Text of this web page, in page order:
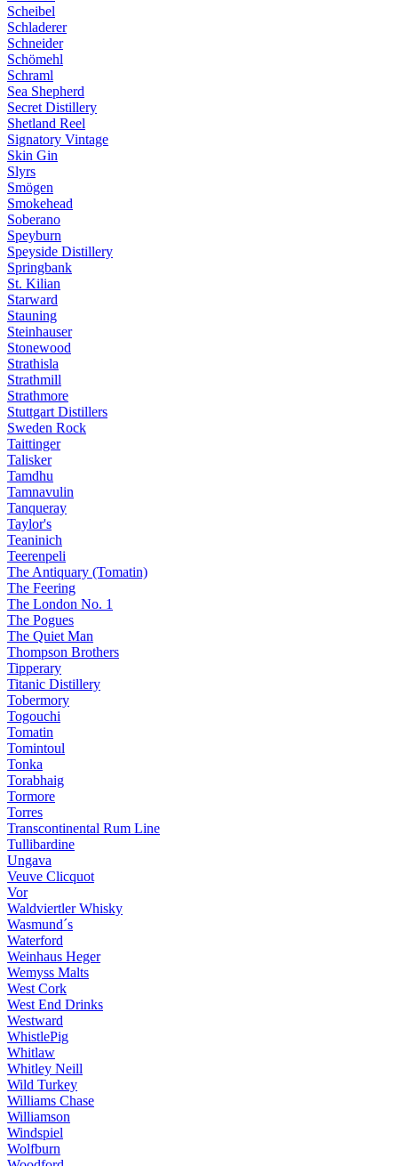
Scheibel
Schladerer
Schneider
Schömehl
Schraml
Sea Shepherd
Secret Distillery
Shetland Reel
Signatory Vintage
Skin Gin
Slyrs
Smögen
Smokehead
Soberano
Speyburn
Speyside Distillery
Springbank
St. Kilian
Starward
Stauning
Steinhauser
Stonewood
Strathisla
Strathmill
Strathmore
Stuttgart Distillers
Sweden Rock
Taittinger
Talisker
Tamdhu
Tamnavulin
Tanqueray
Taylor's
Teaninich
Teerenpeli
The Antiquary (Tomatin)
The Feering
The London No. 1
The Pogues
The Quiet Man
Thompson Brothers
Tipperary
Titanic Distillery
Tobermory
Togouchi
Tomatin
Tomintoul
Tonka
Torabhaig
Tormore
Torres
Transcontinental Rum Line
Tullibardine
Ungava
Veuve Clicquot
Vor
Waldviertler Whisky
Wasmund´s
Waterford
Weinhaus Heger
Wemyss Malts
West Cork
West End Drinks
Westward
WhistlePig
Whitlaw
Whitley Neill
Wild Turkey
Williams Chase
Williamson
Windspiel
Wolfburn